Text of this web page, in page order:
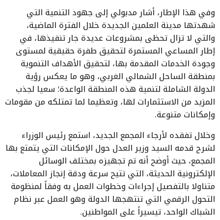
وفي هذا الإطار، أشار مدبولي إلى جهود التنمية التي
شهدتها مدينة العلمين الجديدة خلال الفترة الماضية،
والتي لا تزال تحظى بمشروعات عديدة جار تنفيذها، في
إطار المساعي المستمرة لتحقيق طفرة حقيقية لمستوى
وجودة الخدمات المقدمة بها، لتحقيق الأهداف التنموية
بمنطقة الساحل الشمالي الغربي، وهو ما يعكس رؤية
الدولة الشاملة لتنمية هذه المنطقة الواعدة؛ سعيا لجذب
المزيد من الاستثمارات لها، وتعظيما لما تمتلكه من مقومات
وإمكانات متنوعة.
وخلال تفقده لأرجاء المجمع الجديد، استمع رئيس الوزراء
لشرح قدمه السيد وزير العدل حول الإمكانات التي يتمتع بها
المجمع، حيث أوضح أنه تم تجهيزه بمختلف الوسائل
الإلكترونية الحديثة، التي تتيح سرعة ودقة إنجاز المعاملات،
متناولا بالتفصيل إجراءات وخطوات العمل به وفقاً لمنظومة
التحول الرقمي التي تنتهجها الدولة وهو العمل عبر نظام
الشباك الواحد، تيسيراً على المواطنين.